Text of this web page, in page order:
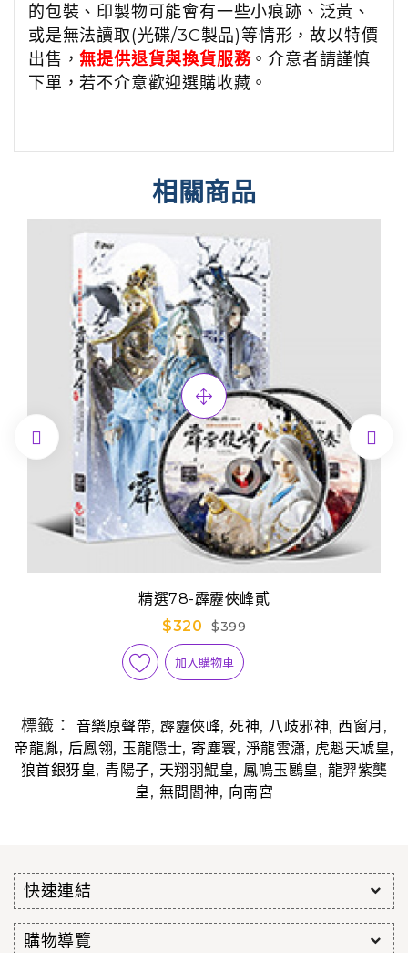
的包裝、印製物可能會有一些小痕跡、泛黃、
或是無法讀取(光碟/3C製品)等情形，故以特價
出售，無提供退貨與換貨服務。介意者請謹慎
下單，若不介意歡迎選購收藏。
相關商品
精選78-霹靂俠峰貳
$320
$399
加入購物車
 
標籤： 音樂原聲帶,霹靂俠峰,死神, 八歧邪神, 西窗月 ,
帝龍胤, 后鳳翎, 玉龍隱士, 寄塵寰, 淨龍雲瀟, 虎魁天虓皇,
狼首銀犽皇, 青陽子, 天翔羽鯤皇, 鳳鳴玉鶠皇, 龍羿紫龑
皇, 無間閻神, 向南宮
快速連結
購物導覽